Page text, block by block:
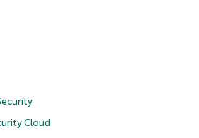
Cloud